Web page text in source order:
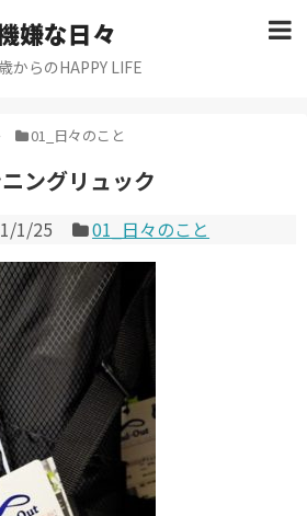
嫌な日々
からのHAPPY LIFE
01_日々のこと
ングリュック
1/25 01_日々のこと